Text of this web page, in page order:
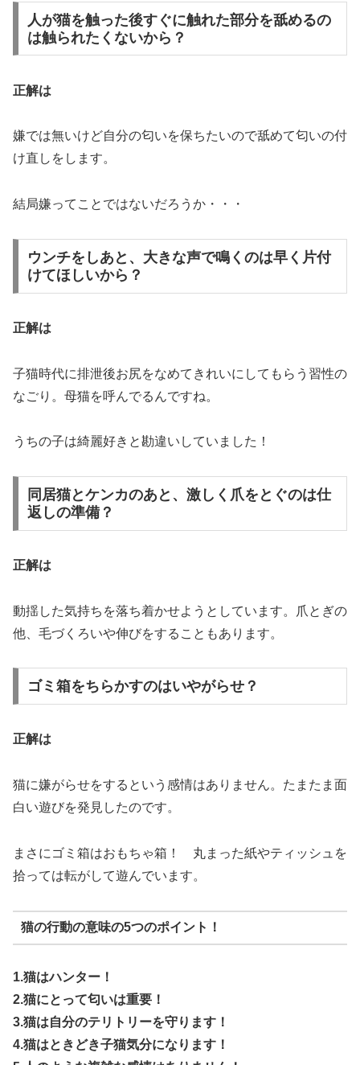
人が猫を触った後すぐに触れた部分を舐めるの
は触られたくないから？
正解は
嫌では無いけど自分の匂いを保ちたいので舐めて匂いの付
け直しをします。
結局嫌ってことではないだろうか・・・
ウンチをしあと、大きな声で鳴くのは早く片付
けてほしいから？
正解は
子猫時代に排泄後お尻をなめてきれいにしてもらう習性の
なごり。母猫を呼んでるんですね。
うちの子は綺麗好きと勘違いしていました！
同居猫とケンカのあと、激しく爪をとぐのは仕
返しの準備？
正解は
動揺した気持ちを落ち着かせようとしています。爪とぎの
他、毛づくろいや伸びをすることもあります。
ゴミ箱をちらかすのはいやがらせ？
正解は
猫に嫌がらせをするという感情はありません。たまたま面
白い遊びを発見したのです。
まさにゴミ箱はおもちゃ箱！ 丸まった紙やティッシュを
拾っては転がして遊んでいます。
猫の行動の意味の5つのポイント！
1.猫はハンター！
2.猫にとって匂いは重要！
3.猫は自分のテリトリーを守ります！
4.猫はときどき子猫気分になります！